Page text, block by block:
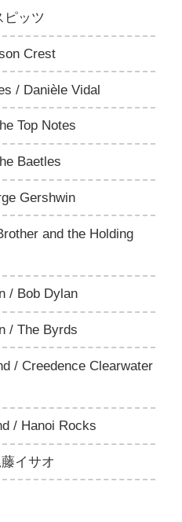
ピッツ
Crest
/ Danièle Vidal
Top Notes
Baetles
Gershwin
and the Holding
/ Bob Dylan
/ The Byrds
/ Creedence Clearwater
/ Hanoi Rocks
イサオ